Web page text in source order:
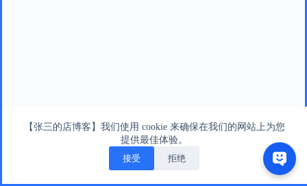
【张三的店博客】我们使用 cookie 来确保在我们的网站上为您
提供最佳体验。
接受 拒绝